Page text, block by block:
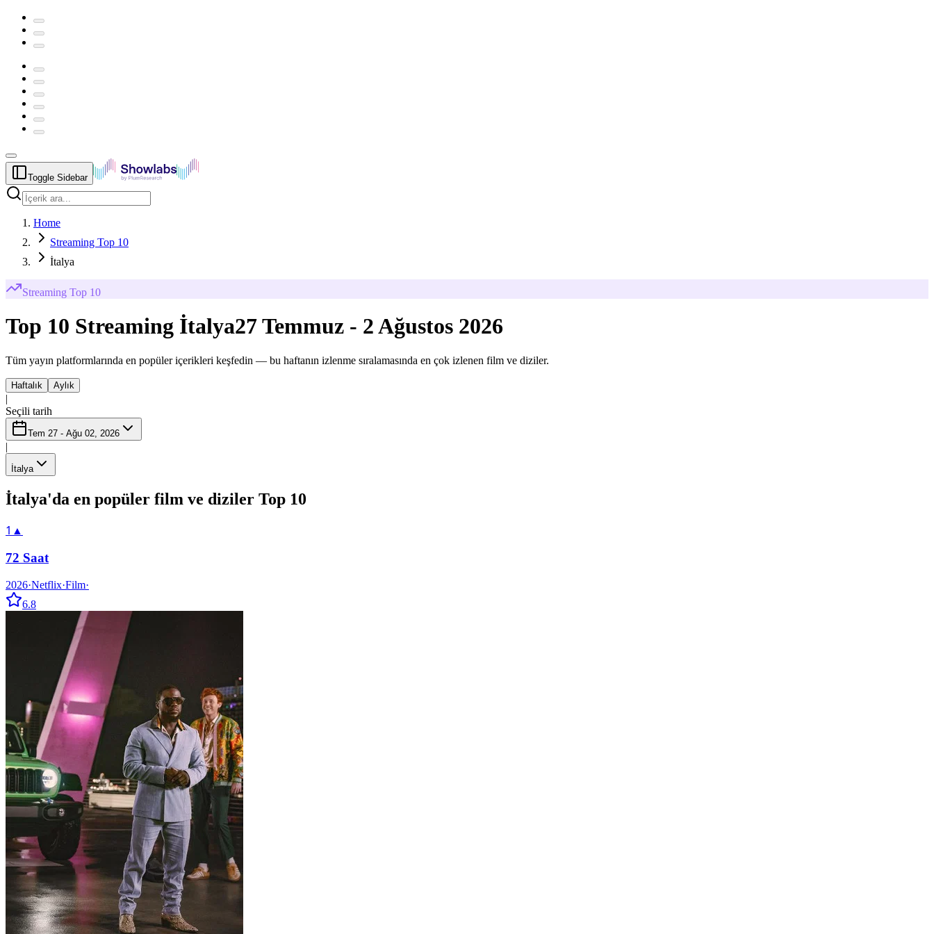
Toggle Sidebar
Home
Streaming Top 10
İtalya
Streaming Top 10
Top 10 Streaming İtalya27 Temmuz - 2 Ağustos 2026
Tüm yayın platformlarında en popüler içerikleri keşfedin — bu haftanın izlenme sıralamasında en çok izlenen film ve diziler.
Haftalık Aylık
|
Seçili tarih
Tem 27 - Ağu 02, 2026
|
İtalya
İtalya'da en popüler film ve diziler Top 10
1 ▲
72 Saat
2026·Netflix·Film·
6.8